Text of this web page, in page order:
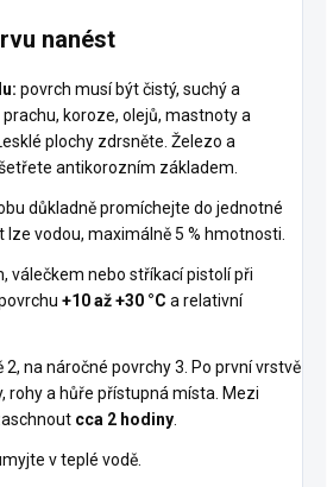
nanést
povrch musí být čistý, suchý a
koroze, olejů, mastnoty a
plochy zdrsněte. Železo a
antikorozním základem.
důkladně promíchejte do jednotné
lze vodou, maximálně 5 % hmotnosti.
válečkem nebo stříkací pistolí při
+10 až +30 °C a relativní
2, na náročné povrchy 3. Po první vrstvě
rohy a hůře přístupná místa. Mezi
cca 2 hodiny
v teplé vodě.